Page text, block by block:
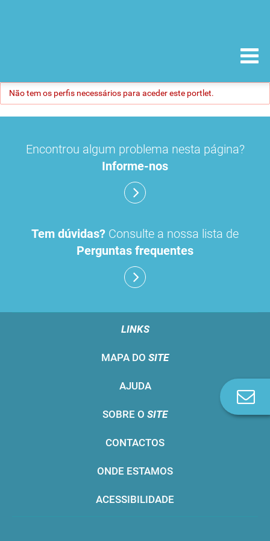
Não tem os perfis necessários para aceder este portlet.
Encontrou algum problema nesta página?
Informe-nos
Tem dúvidas? Consulte a nossa lista de
Perguntas frequentes
LINKS
MAPA DO SITE
AJUDA
SOBRE O SITE
CONTACTOS
ONDE ESTAMOS
ACESSIBILIDADE